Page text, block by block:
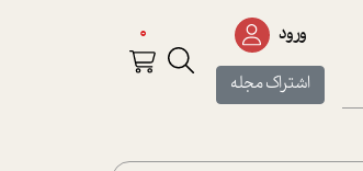
ورود
اشتراک مجله
0